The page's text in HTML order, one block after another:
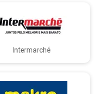
Intermarché